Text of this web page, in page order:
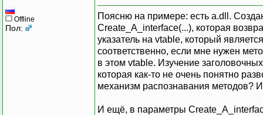
Offline
Пол:
Поясню на примере: есть a.dll.
Create_A_interface(...), которая
указатель на vtable, который
соответственно, если мне нужен
в этом vtable. Изучение
которая как-то не очень понятно
механизм распознавания методов?
И ещё, в параметры